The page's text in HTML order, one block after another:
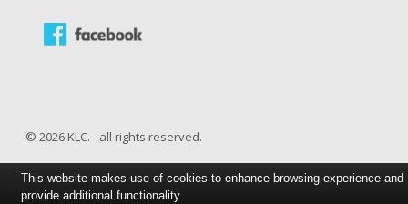
© 2026 KLC. - all rights reserved.
This website makes use of cookies to enhance browsing experience and
provide additional functionality.